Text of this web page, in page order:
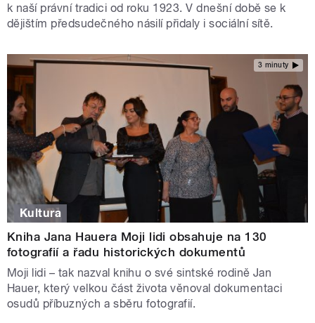
k naší právní tradici od roku 1923. V dnešní době se k
dějištím předsudečného násilí přidaly i sociální sítě.
3 minuty
Kultura
Kniha Jana Hauera Moji lidi obsahuje na 130
fotografií a řadu historických dokumentů
Moji lidi – tak nazval knihu o své sintské rodině Jan
Hauer, který velkou část života věnoval dokumentaci
osudů příbuzných a sběru fotografií.